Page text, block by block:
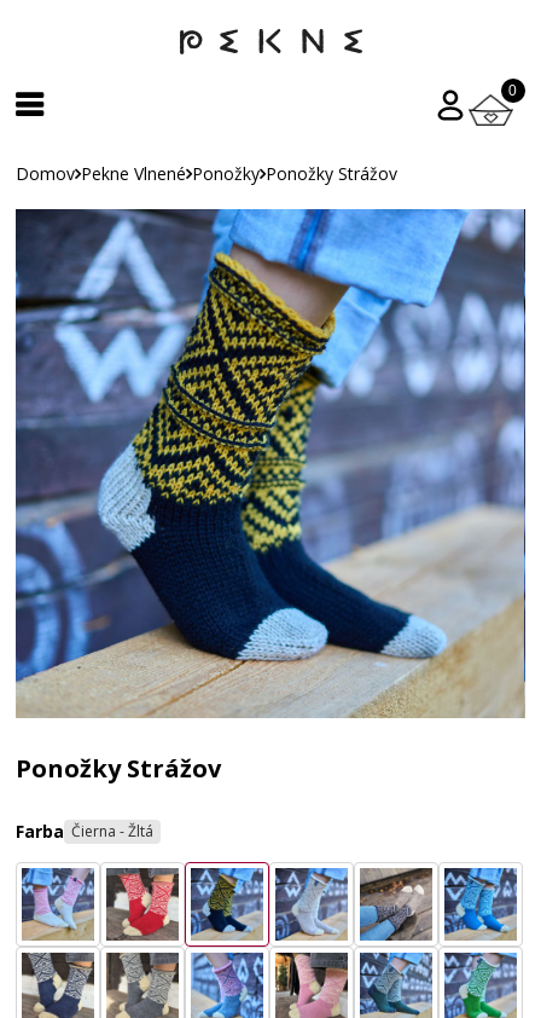
0
Domov Pekne Vlnené Ponožky Ponožky Strážov
Ponožky Strážov
Farba Čierna - Žltá